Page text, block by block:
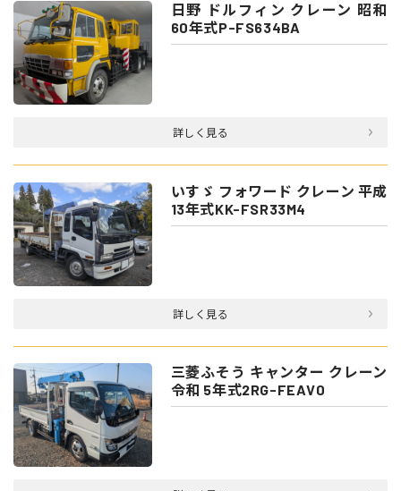
日野 ドルフィン クレーン 昭和
60年式P-FS634BA
詳しく見る
いすゞ フォワード クレーン 平成
13年式KK-FSR33M4
詳しく見る
三菱ふそう キャンター クレーン
令和 5年式2RG-FEAV0